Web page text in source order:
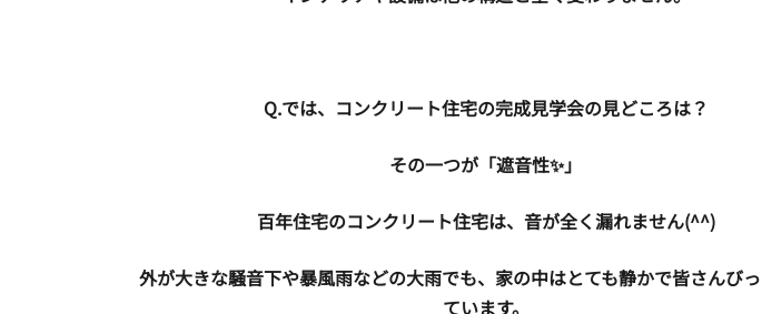
Q.では、コンクリート住宅の完成見学会の見どころは？
その一つが「遮音性✨」
百年住宅のコンクリート住宅は、音が全く漏れません(^^)
外が大きな騒音下や暴風雨などの大雨でも、家の中はとても静かで皆さんび
ています。